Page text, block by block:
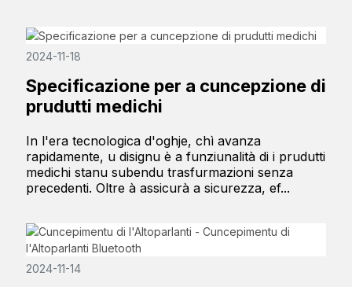
2024-11-18
Specificazione per a cuncepzione di
prudutti medichi
In l'era tecnologica d'oghje, chì avanza
rapidamente, u disignu è a funziunalità di i prudutti
medichi stanu subendu trasfurmazioni senza
precedenti. Oltre à assicurà a sicurezza, ef...
2024-11-14